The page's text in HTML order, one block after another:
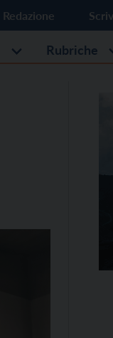
Redazione
Rubriche